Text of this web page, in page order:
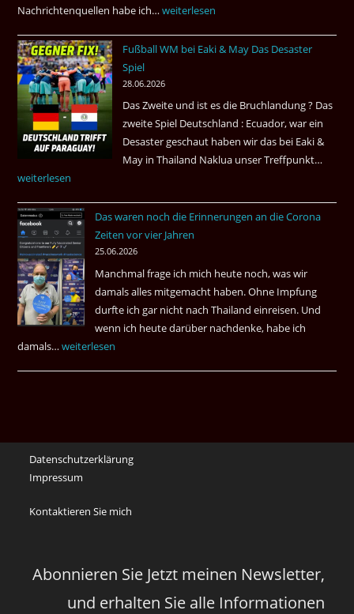
Nachrichtenquellen habe ich…Erdbeben
Venezuela
weiterlesen
Fußball WM bei Eaki & May Das Desaster
Spiel
28.06.2026
Das Zweite und ist es die Bruchlandung ? Das
zweite Spiel Deutschland : Ecuador, war ein
Desaster geschaut haben wir das bei Eaki &
May in Thailand Naklua unser Treffpunkt…
bei
weiterlesen
Das waren noch die Erinnerungen an die Corona
Zeiten vor vier Jahren
25.06.2026
Manchmal frage ich mich heute noch, was wir
damals alles mitgemacht haben. Ohne Impfung
durfte ich gar nicht nach Thailand einreisen. Und
wenn ich heute darüber nachdenke, habe ich
damals…Das
an
die
Corona
Zeiten
weiterlesen
Datenschutzerklärung
Impressum
Kontaktieren Sie mich
Abonnieren Sie Jetzt meinen Newsletter,
und erhalten Sie alle Informationen